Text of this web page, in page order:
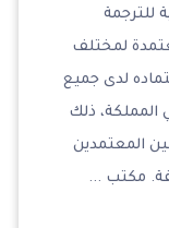
للترجمة
لمختلف
لدى جميع
المملكة، ذلك
المعتمدين
مكتب ...